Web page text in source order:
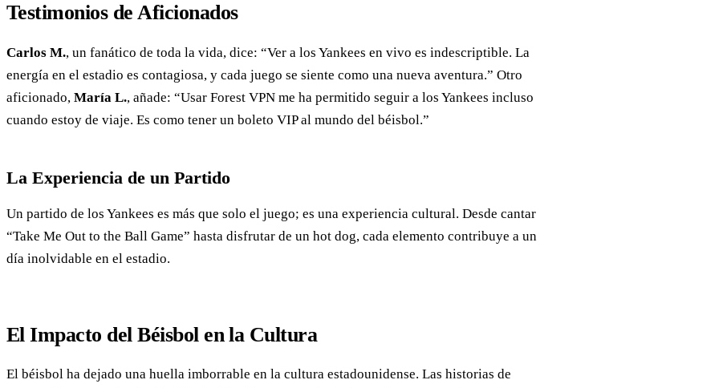
Testimonios de Aficionados
Carlos M., un fanático de toda la vida, dice: “Ver a los Yankees en vivo es indescriptible. La
energía en el estadio es contagiosa, y cada juego se siente como una nueva aventura.” Otro
aficionado, María L., añade: “Usar Forest VPN me ha permitido seguir a los Yankees incluso
cuando estoy de viaje. Es como tener un boleto VIP al mundo del béisbol.”
La Experiencia de un Partido
Un partido de los Yankees es más que solo el juego; es una experiencia cultural. Desde cantar
“Take Me Out to the Ball Game” hasta disfrutar de un hot dog, cada elemento contribuye a un
día inolvidable en el estadio.
El Impacto del Béisbol en la Cultura
El béisbol ha dejado una huella imborrable en la cultura estadounidense. Las historias de